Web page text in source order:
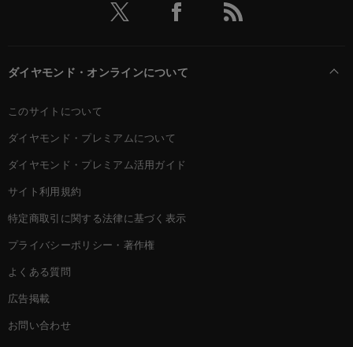
ダイヤモンド・オンラインについて
このサイトについて
ダイヤモンド・プレミアムについて
ダイヤモンド・プレミアム活用ガイド
サイト利用規約
特定商取引に関する法律に基づく表示
プライバシーポリシー・著作権
よくある質問
広告掲載
お問い合わせ